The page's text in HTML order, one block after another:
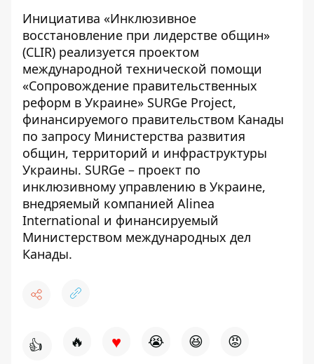
Инициатива «Инклюзивное
восстановление при лидерстве общин»
(CLIR) реализуется проектом
международной технической помощи
«Сопровождение правительственных
реформ в Украине» SURGe Project,
финансируемого правительством Канады
по запросу Министерства развития
общин, территорий и инфраструктуры
Украины. SURGe – проект по
инклюзивному управлению в Украине,
внедряемый компанией Alinea
International и финансируемый
Министерством международных дел
Канады.
👍 🔥 ♥ 😭 😆 😡